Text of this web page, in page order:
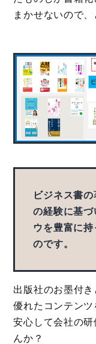
まかせないので
ビジネス書
の経験に基
ウを豊富に
のです。
出版社のお墨付
優れたコンテンツ
安心して会社の
んか？